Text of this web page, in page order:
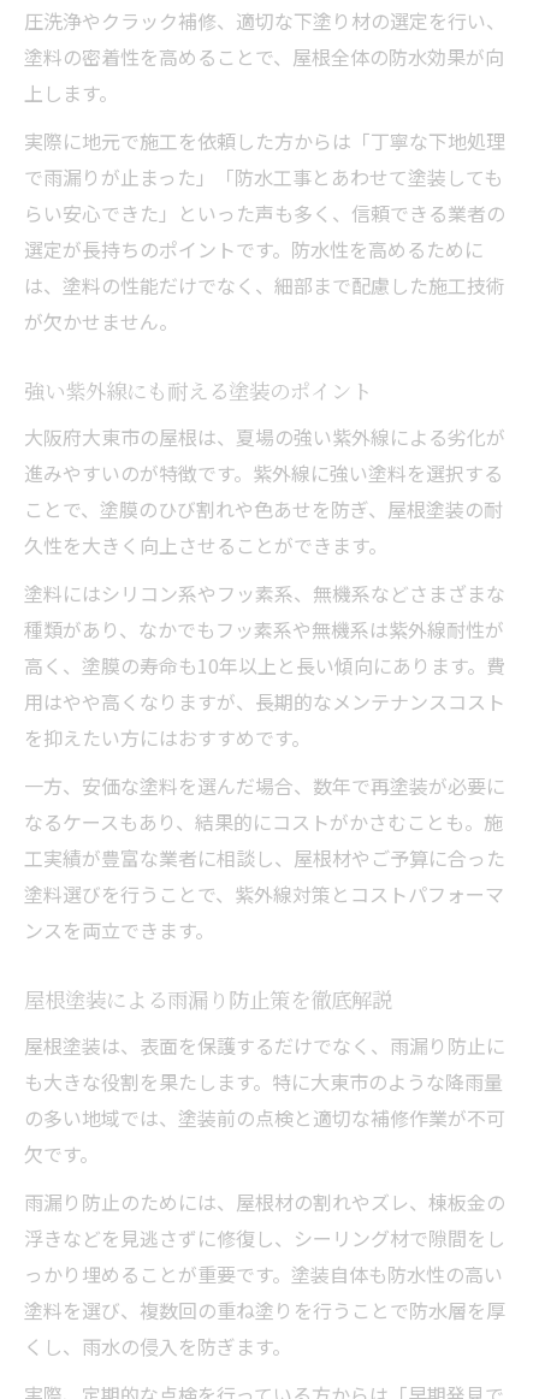
圧洗浄やクラック補修、適切な下塗り材の選定を行い、
塗料の密着性を高めることで、屋根全体の防水効果が向
上します。
実際に地元で施工を依頼した方からは「丁寧な下地処理
で雨漏りが止まった」「防水工事とあわせて塗装しても
らい安心できた」といった声も多く、信頼できる業者の
選定が長持ちのポイントです。防水性を高めるために
は、塗料の性能だけでなく、細部まで配慮した施工技術
が欠かせません。
強い紫外線にも耐える塗装のポイント
大阪府大東市の屋根は、夏場の強い紫外線による劣化が
進みやすいのが特徴です。紫外線に強い塗料を選択する
ことで、塗膜のひび割れや色あせを防ぎ、屋根塗装の耐
久性を大きく向上させることができます。
塗料にはシリコン系やフッ素系、無機系などさまざまな
種類があり、なかでもフッ素系や無機系は紫外線耐性が
高く、塗膜の寿命も10年以上と長い傾向にあります。費
用はやや高くなりますが、長期的なメンテナンスコスト
を抑えたい方にはおすすめです。
一方、安価な塗料を選んだ場合、数年で再塗装が必要に
なるケースもあり、結果的にコストがかさむことも。施
工実績が豊富な業者に相談し、屋根材やご予算に合った
塗料選びを行うことで、紫外線対策とコストパフォーマ
ンスを両立できます。
屋根塗装による雨漏り防止策を徹底解説
屋根塗装は、表面を保護するだけでなく、雨漏り防止に
も大きな役割を果たします。特に大東市のような降雨量
の多い地域では、塗装前の点検と適切な補修作業が不可
欠です。
雨漏り防止のためには、屋根材の割れやズレ、棟板金の
浮きなどを見逃さずに修復し、シーリング材で隙間をし
っかり埋めることが重要です。塗装自体も防水性の高い
塗料を選び、複数回の重ね塗りを行うことで防水層を厚
くし、雨水の侵入を防ぎます。